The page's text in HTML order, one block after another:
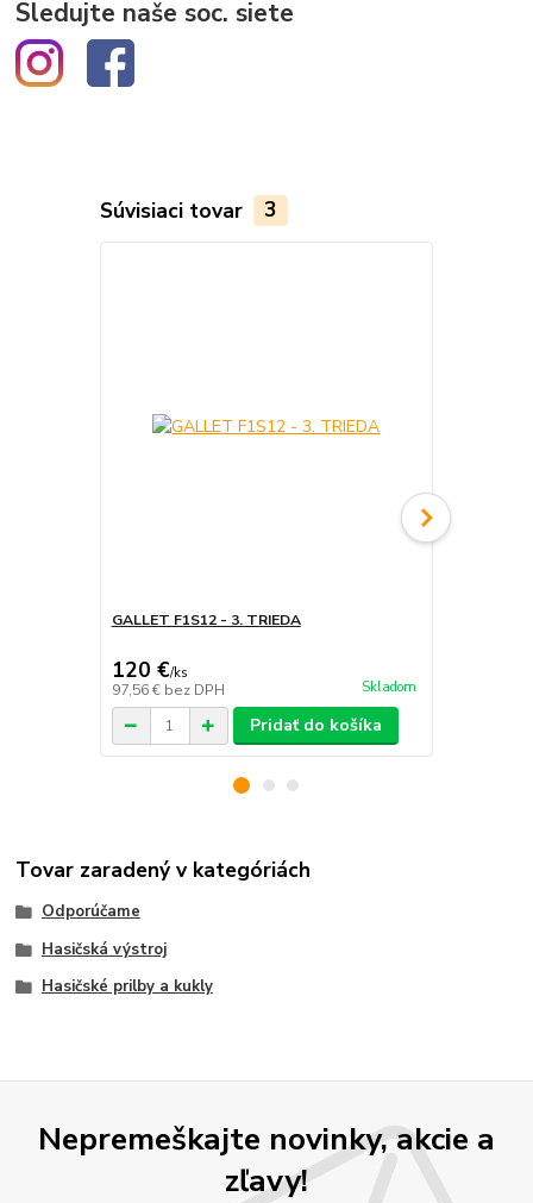
Sledujte naše soc. siete
Súvisiaci tovar 3
GALLET F1S12 - 3. TRIEDA
120 €/ks
97,56 € bez DPH Skladom
Pridať do košíka
Tovar zaradený v kategóriách
Odporúčame
Hasičská výstroj
Hasičské prilby a kukly
Nepremeškajte novinky, akcie a
zľavy!